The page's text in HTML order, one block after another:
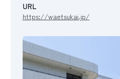
URL
https://waetsukai.jp/